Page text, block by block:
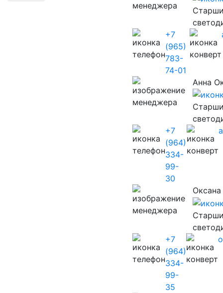
+7
(965)
783-
74-01
Анна
+7
(964)
334-
99-
30
+7
(964)
334-
99-
35